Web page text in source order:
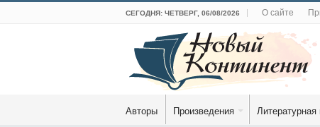
СЕГОДНЯ: ЧЕТВЕРГ, 06/08/2026 О сайте
Авторы Произведения Литературная